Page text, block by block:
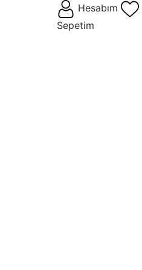
Hesabım
Sepetim